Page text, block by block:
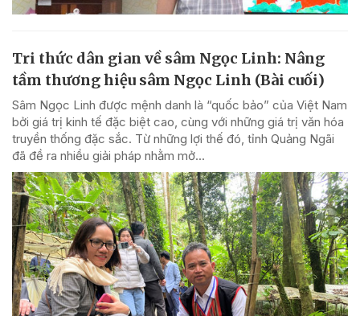
Tri thức dân gian về sâm Ngọc Linh: Nâng
tầm thương hiệu sâm Ngọc Linh (Bài cuối)
Sâm Ngọc Linh được mệnh danh là “quốc bảo” của Việt Nam
bởi giá trị kinh tế đặc biệt cao, cùng với những giá trị văn hóa
truyền thống đặc sắc. Từ những lợi thế đó, tỉnh Quảng Ngãi
đã đề ra nhiều giải pháp nhằm mở...